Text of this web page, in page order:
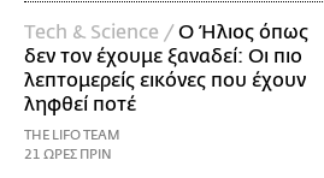
Τech & Science / Ο Ήλιος όπως
δεν τον έχουμε ξαναδεί: Οι πιο
λεπτομερείς εικόνες που έχουν
ληφθεί ποτέ
THE LIFO TEAM
21 ΩΡΕΣ ΠΡΙΝ